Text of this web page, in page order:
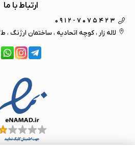
ارتباط با ما
0912-7075423
لاله زار ، کوچه اتحادیه ، ساختمان ارژنگ ، ط2